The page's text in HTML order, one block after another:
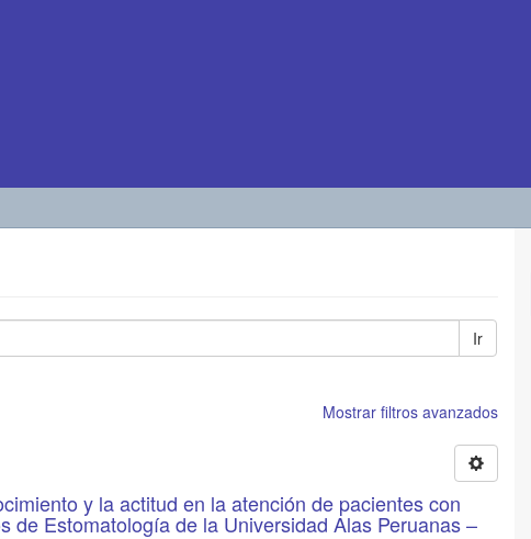
Ir
Mostrar filtros avanzados
y la actitud en la atención de pacientes con
de Estomatología de la Universidad Alas Peruanas –